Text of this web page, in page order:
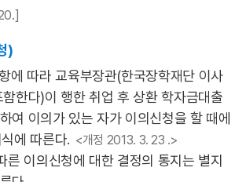
)
에 따라 교육부장관(한국장학재단 이사
한다)이 행한 취업 후 상환 학자금대출
여 이의가 있는 자가 이의신청을 할 때에
에 따른다. <개정 2013. 3. 23 .>
이의신청에 대한 결정의 통지는 별지